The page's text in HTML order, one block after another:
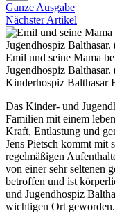
Email
Ganze Ausgabe
Nächster Artikel
Emil und seine Mama
Jugendhospiz
Kinderhospiz Balthasar
Das Kinder- und
Familien mit einem
Kraft, Entlastung und
Jens Pietsch kommt mit
regelmäßigen
von einer sehr seltenen
betroffen und ist
und Jugendhospiz
wichtigen Ort geworden.